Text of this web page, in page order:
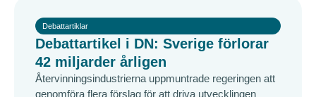
Debattartiklar
Debattartikel i DN: Sverige förlorar
42 miljarder årligen
Återvinningsindustrierna uppmuntrade regeringen att
genomföra flera förslag för att driva utvecklingen